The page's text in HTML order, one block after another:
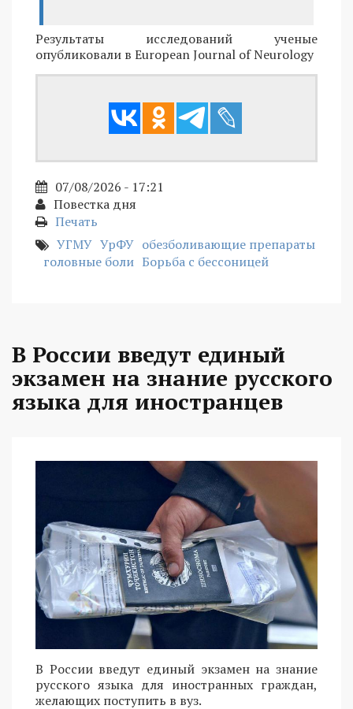
Результаты исследований ученые
опубликовали в European Journal of Neurology
07/08/2026 - 17:21
Повестка дня
Печать
УГМУ УрФУ обезболивающие препараты
головные боли Борьба с бессоницей
В России введут единый
экзамен на знание русского
языка для иностранцев
В России введут единый экзамен на знание
русского языка для иностранных граждан,
желающих поступить в вуз.